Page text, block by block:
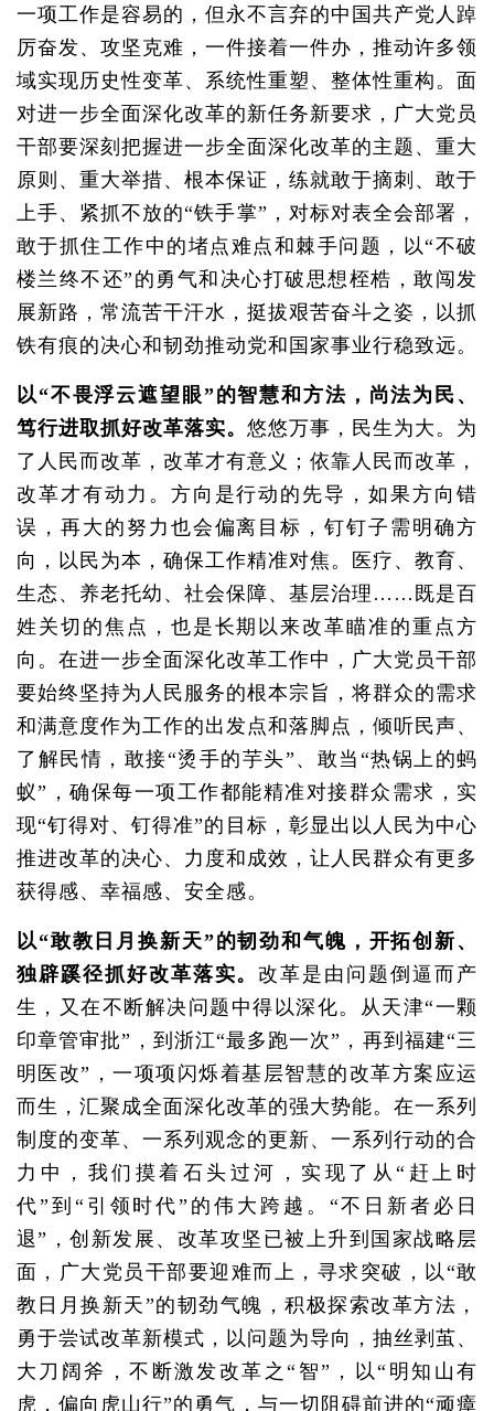
一项工作是容易的，但永不言弃的中国共产党人踔
厉奋发、攻坚克难，一件接着一件办，推动许多领
域实现历史性变革、系统性重塑、整体性重构。面
对进一步全面深化改革的新任务新要求，广大党员
干部要深刻把握进一步全面深化改革的主题、重大
原则、重大举措、根本保证，练就敢于摘刺、敢于
上手、紧抓不放的“铁手掌”，对标对表全会部署，
敢于抓住工作中的堵点难点和棘手问题，以“不破
楼兰终不还”的勇气和决心打破思想桎梏，敢闯发
展新路，常流苦干汗水，挺拔艰苦奋斗之姿，以抓
铁有痕的决心和韧劲推动党和国家事业行稳致远。
以“不畏浮云遮望眼”的智慧和方法，尚法为民、
笃行进取抓好改革落实。 悠悠万事，民生为大。为
了人民而改革，改革才有意义；依靠人民而改革，
改革才有动力。方向是行动的先导，如果方向错
误，再大的努力也会偏离目标，钉钉子需明确方
向，以民为本，确保工作精准对焦。医疗、教育、
生态、养老托幼、社会保障、基层治理……既是百
姓关切的焦点，也是长期以来改革瞄准的重点方
向。在进一步全面深化改革工作中，广大党员干部
要始终坚持为人民服务的根本宗旨，将群众的需求
和满意度作为工作的出发点和落脚点，倾听民声、
了解民情，敢接“烫手的芋头”、敢当“热锅上的蚂
蚁”，确保每一项工作都能精准对接群众需求，实
现“钉得对、钉得准”的目标，彰显出以人民为中心
推进改革的决心、力度和成效，让人民群众有更多
获得感、幸福感、安全感。
以“敢教日月换新天”的韧劲和气魄，开拓创新、
独辟蹊径抓好改革落实。改革是由问题倒逼而产
生，又在不断解决问题中得以深化。从天津“一颗
印章管审批”，到浙江“最多跑一次”，再到福建“三
明医改”，一项项闪烁着基层智慧的改革方案应运
而生，汇聚成全面深化改革的强大势能。在一系列
制度的变革、一系列观念的更新、一系列行动的合
力中，我们摸着石头过河，实现了从“赶上时
代”到“引领时代”的伟大跨越。“不日新者必日
退”，创新发展、改革攻坚已被上升到国家战略层
面，广大党员干部要迎难而上，寻求突破，以“敢
教日月换新天”的韧劲气魄，积极探索改革方法，
勇于尝试改革新模式，以问题为导向，抽丝剥茧、
大刀阔斧，不断激发改革之“智”，以“明知山有
虎，偏向虎山行”的勇气，与一切阻碍前进的“顽瘴